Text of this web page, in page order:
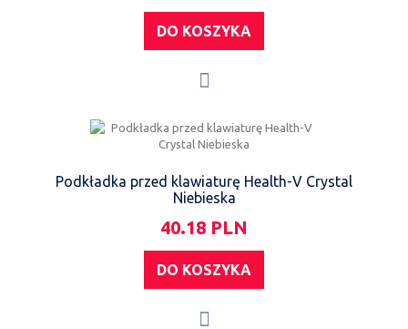
DO KOSZYKA
Podkładka przed klawiaturę Health-V Crystal
Niebieska
40.18 PLN
DO KOSZYKA